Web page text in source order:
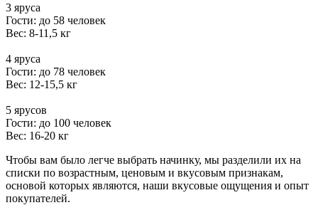
3 яруса
Гости: до 58 человек
Вес: 8-11,5 кг
4 яруса
Гости: до 78 человек
Вес: 12-15,5 кг
5 ярусов
Гости: до 100 человек
Вес: 16-20 кг
Чтобы вам было легче выбрать начинку, мы разделили их на
списки по возрастным, ценовым и вкусовым признакам,
основой которых являются, наши вкусовые ощущения и опыт
покупателей.